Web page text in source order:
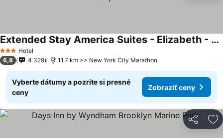
3 Počet hviezdičiek
Hotel
Extended Stay America Suites - Elizabeth - Newark Airport
6,8 4 329 11.7 km >> New York City Marathon
Vyberte dátumy a pozrite si presné
ceny
Zobraziť ceny
Zdieľať